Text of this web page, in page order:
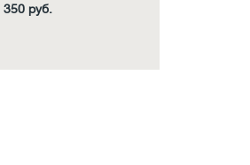
350 руб.